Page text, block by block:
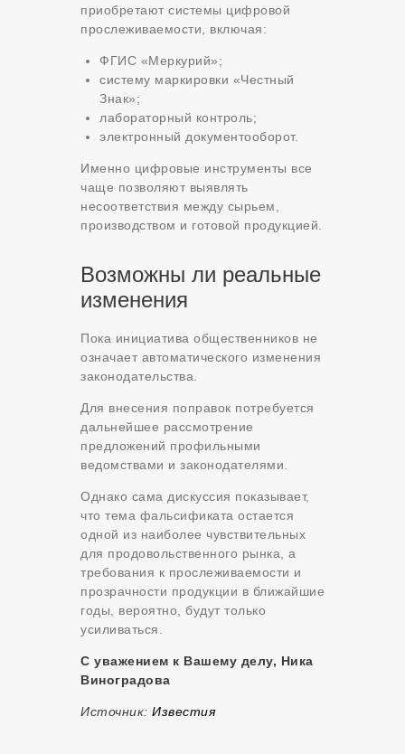
приобретают системы цифровой
прослеживаемости, включая:
ФГИС «Меркурий»;
систему маркировки «Честный
Знак»;
лабораторный контроль;
электронный документооборот.
Именно цифровые инструменты все
чаще позволяют выявлять
несоответствия между сырьем,
производством и готовой продукцией.
Возможны ли реальные
изменения
Пока инициатива общественников не
означает автоматического изменения
законодательства.
Для внесения поправок потребуется
дальнейшее рассмотрение
предложений профильными
ведомствами и законодателями.
Однако сама дискуссия показывает,
что тема фальсификата остается
одной из наиболее чувствительных
для продовольственного рынка, а
требования к прослеживаемости и
прозрачности продукции в ближайшие
годы, вероятно, будут только
усиливаться.
С уважением к Вашему делу, Ника
Виноградова
Источник: Известия